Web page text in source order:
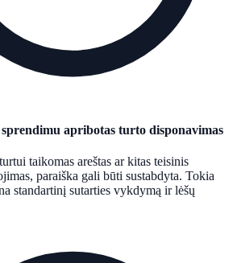
apribotas turto disponavimas
taikomas areštas ar kitas teisinis
paraiška gali būti sustabdyta. Tokia
standartinį sutarties vykdymą ir lėšų